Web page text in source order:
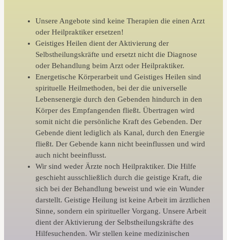
Unsere Angebote sind keine Therapien die einen Arzt
oder Heilpraktiker ersetzen!
Geistiges Heilen dient der Aktivierung der
Selbstheilungskräfte und ersetzt nicht die Diagnose
oder Behandlung beim Arzt oder Heilpraktiker.
Energetische Körperarbeit und Geistiges Heilen sind
spirituelle Heilmethoden, bei der die universelle
Lebensenergie durch den Gebenden hindurch in den
Körper des Empfangenden fließt. Übertragen wird
somit nicht die persönliche Kraft des Gebenden. Der
Gebende dient lediglich als Kanal, durch den Energie
fließt. Der Gebende kann nicht beeinflussen und wird
auch nicht beeinflusst.
Wir sind weder Ärzte noch Heilpraktiker. Die Hilfe
geschieht ausschließlich durch die geistige Kraft, die
sich bei der Behandlung beweist und wie ein Wunder
darstellt. Geistige Heilung ist keine Arbeit im ärztlichen
Sinne, sondern ein spiritueller Vorgang. Unsere Arbeit
dient der Aktivierung der Selbstheilungskräfte des
Hilfesuchenden. Wir stellen keine medizinischen